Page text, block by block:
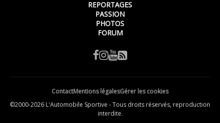
REPORTAGES
PASSION
PHOTOS
FORUM
ContactMentions légalesGérer les cookies
©2000-2026 L'Automobile Sportive - Tous droits réservés, reproduction
interdite.